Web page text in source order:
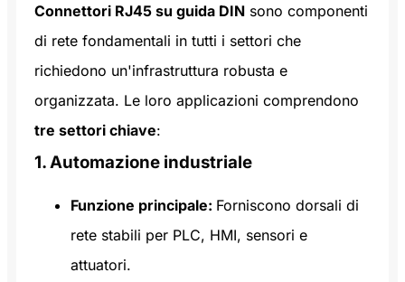
Connettori RJ45 su guida DIN sono componenti
di rete fondamentali in tutti i settori che
richiedono un'infrastruttura robusta e
organizzata. Le loro applicazioni comprendono
tre settori chiave:
1. Automazione industriale
Funzione principale: Forniscono dorsali di
rete stabili per PLC, HMI, sensori e
attuatori.